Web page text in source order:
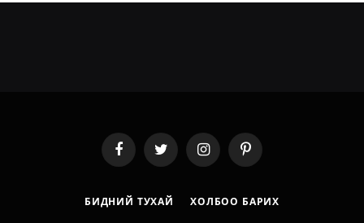
FacebookTwitter InstagramPinterest
БИДНИЙ ТУХАЙ ХОЛБОО БАРИХ